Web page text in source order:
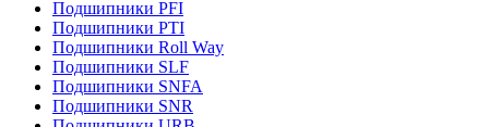
Подшипники PFI
Подшипники PTI
Подшипники Roll Way
Подшипники SLF
Подшипники SNFA
Подшипники SNR